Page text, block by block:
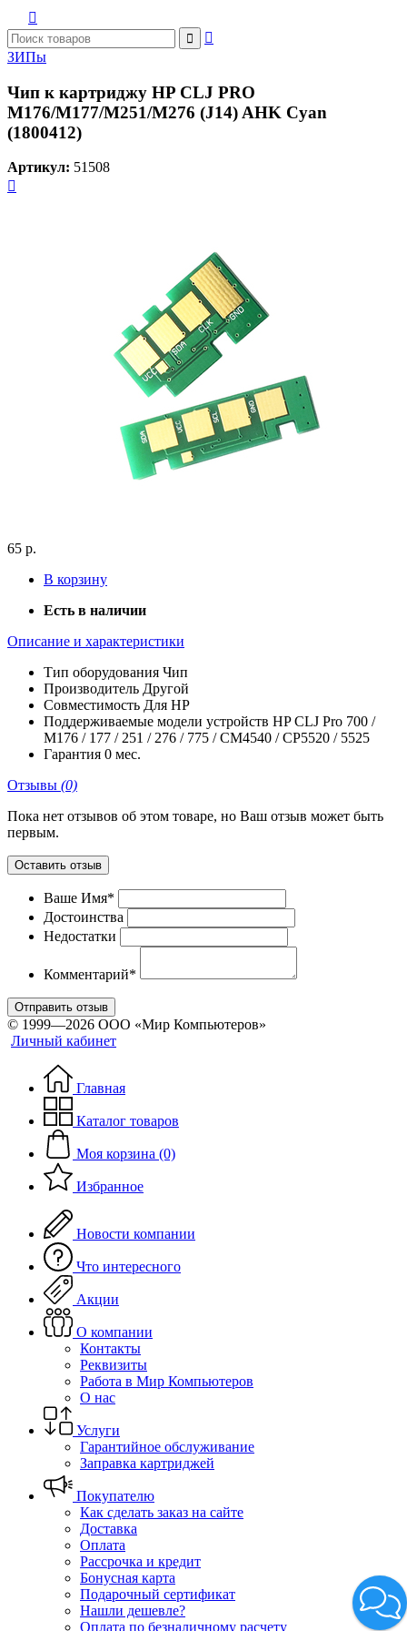



ЗИПы
Чип к картриджу HP CLJ PRO
M176/M177/M251/M276 (J14) AHK Cyan
(1800412)
Артикул: 51508

65 р.
В корзину
Есть в наличии
Описание и характеристики
Тип оборудования Чип
Производитель Другой
Совместимость Для HP
Поддерживаемые модели устройств HP CLJ Pro 700 /
M176 / 177 / 251 / 276 / 775 / CM4540 / CP5520 / 5525
Гарантия 0 мес.
Отзывы (0)
Пока нет отзывов об этом товаре, но Ваш отзыв может быть
первым.
Оставить отзыв
Ваше Имя*
Достоинства
Недостатки
Комментарий*
Отправить отзыв
© 1999—2026 ООО «Мир Компьютеров»
Личный кабинет
Главная
Каталог товаров
Моя корзина (0)
Избранное
Новости компании
Что интересного
Акции
О компании
Контакты
Реквизиты
Работа в Мир Компьютеров
О нас
Услуги
Гарантийное обслуживание
Заправка картриджей
Покупателю
Как сделать заказ на сайте
Доставка
Оплата
Рассрочка и кредит
Бонусная карта
Подарочный сертификат
Нашли дешевле?
Оплата по безналичному расчету